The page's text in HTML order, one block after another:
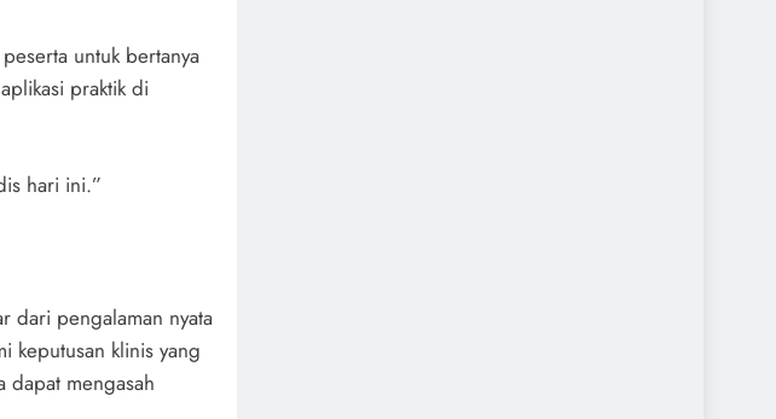
untuk bertanya
praktik di
hari ini.”
dari pengalaman nyata
keputusan klinis yang
dapat mengasah